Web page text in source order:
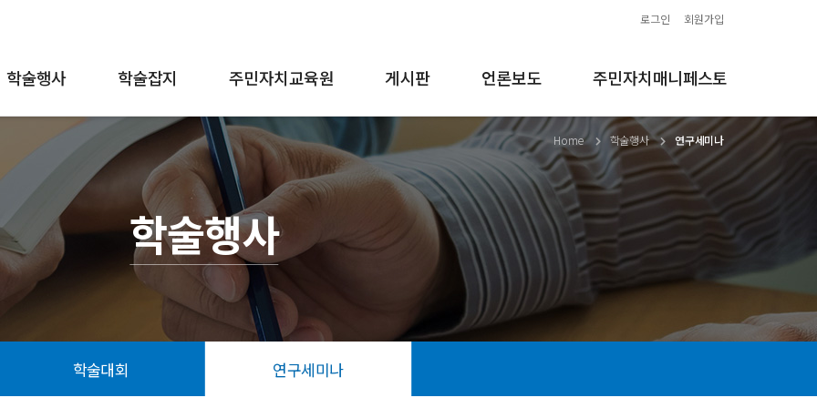
로그인 회원가입
학술행사 학술잡지 주민자치교육원 게시판 언론보도 주민자치매니페스토
학술행사
Home 학술행사 연구세미나
학술대회 연구세미나